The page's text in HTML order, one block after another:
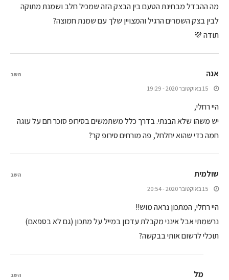
מה ההבדל מבחינת הטעם בין הבצק הזה שמכיל חלב ושמנת מתוקה
לבין בצק השמרים הרגיל והמצויין שלך עם שמנת חמוצה?
תודה 💜
אנה
15 באוקטובר 2020 - 19:29
היי רחלי,
יש משהו שלא הבנתי. בדרך כלל משתמשים בסירופ סוכר חם על עוגה
חמה כדי שהוא יחלחל, פה מורחים סירופ קר?
השב
שולמית
15 באוקטובר 2020 - 20:54
היי רחלי, המתכון נראה מוש!!
נרשמתי אבל אינני מקבלת עדכון במייל על מתכון (גם לא בספאם)
תוכלי לרשום אותי בבקשה?
השב
מל השב